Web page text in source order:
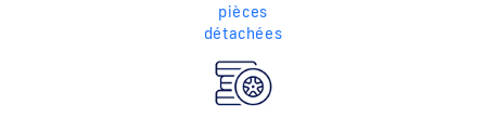
pièces
détachées